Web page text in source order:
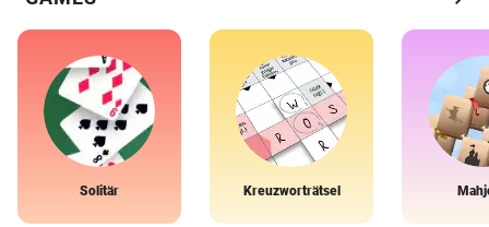
Solitär Kreuzworträtsel